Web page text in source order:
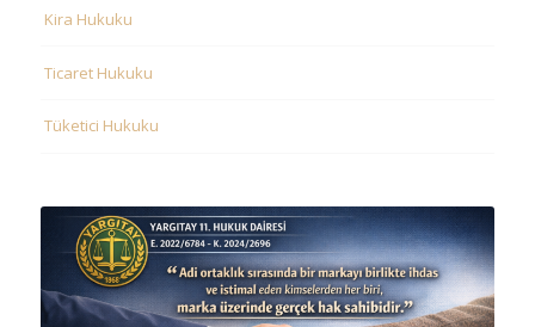
Kira Hukuku
Ticaret Hukuku
Tüketici Hukuku